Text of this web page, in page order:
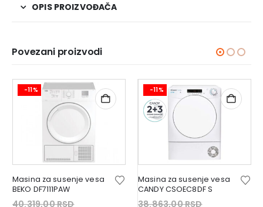
OPIS PROIZVOĐAČA
Povezani proizvodi
-11%
Masina za susenje vesa
BEKO DF7111PAW
40.319,00RSD
-11%
Masina za susenje vesa
CANDY CSOEC8DF S
38.863,00RSD